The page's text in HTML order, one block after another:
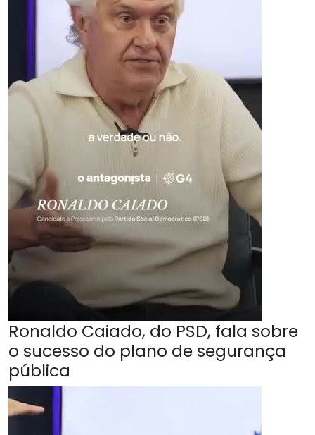
Ronaldo Caiado, do PSD, fala sobre
o sucesso do plano de segurança
pública